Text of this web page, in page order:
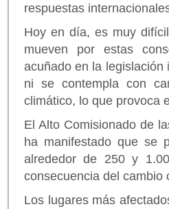
respuestas
Hoy en día, es muy
mueven por estas
acuñado en la
ni se contempla con
climático, lo que provoca
El Alto Comisionado de
ha manifestado que se
alrededor de 250 y
consecuencia del cambio
Los lugares más